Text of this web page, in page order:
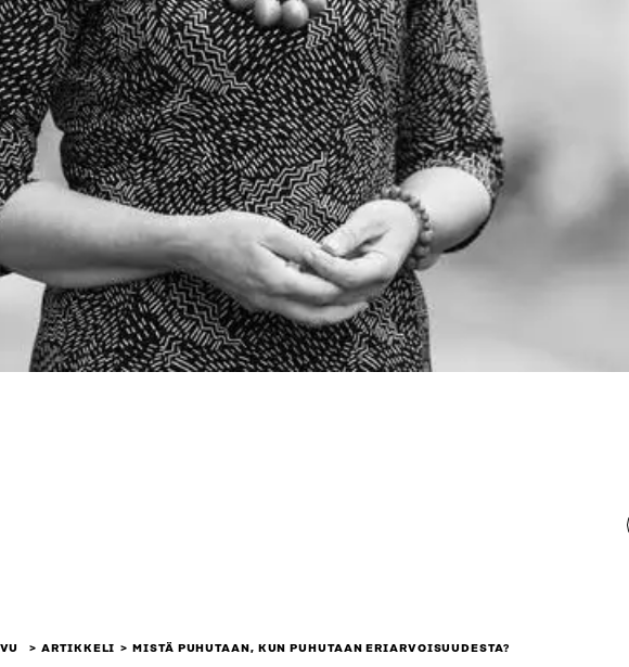
ARTIKKELI MISTÄ PUHUTAAN, KUN PUHUTAAN ERIARVOISUUDESTA?